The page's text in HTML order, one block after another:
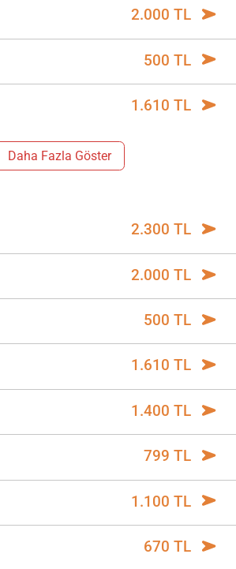
2.000 TL
500 TL
1.610 TL
Daha Fazla Göster
2.300 TL
2.000 TL
500 TL
1.610 TL
1.400 TL
799 TL
1.100 TL
670 TL